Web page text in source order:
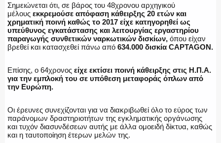
Σημειώνεται ότι, σε βάρος του 48χρονου αρχηγικού
μέλους εκκρεμούσε απόφαση κάθειρξης 20 ετών και
χρηματική ποινή καθώς το 2017 είχε κατηγορηθεί ως
υπεύθυνος εγκατάστασης και λειτουργίας εργαστηρίου
παραγωγής συνθετικών ναρκωτικών δισκίων, όπου είχαν
βρεθεί και κατασχεθεί πάνω από 634.000 δισκία CAPTAGON.
Επίσης, ο 64χρονος είχε εκτίσει ποινή κάθειρξης στις Η.Π.Α.
για την εμπλοκή του σε υπόθεση μεταφοράς όπλων από
την Ευρώπη.
Οι έρευνες συνεχίζονται για να διακριβωθεί όλο το εύρος των
παράνομων δραστηριοτήτων της εγκληματικής οργάνωσης
και τυχόν διασυνδέσεων αυτής με άλλα ομοειδή δίκτυα, καθώς
και η ταυτοποίηση έτερων μελών της.